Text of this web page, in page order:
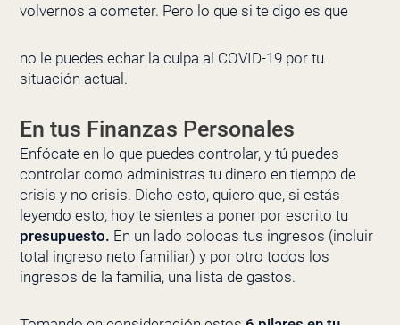
volvernos a cometer. Pero lo que si te digo es que
no le puedes echar la culpa al COVID-19 por tu
situación actual.
En tus Finanzas Personales
Enfócate en lo que puedes controlar, y tú puedes
controlar como administras tu dinero en tiempo de
crisis y no crisis. Dicho esto, quiero que, si estás
leyendo esto, hoy te sientes a poner por escrito tu
presupuesto. En un lado colocas tus ingresos (incluir
total ingreso neto familiar) y por otro todos los
ingresos de la familia, una lista de gastos.